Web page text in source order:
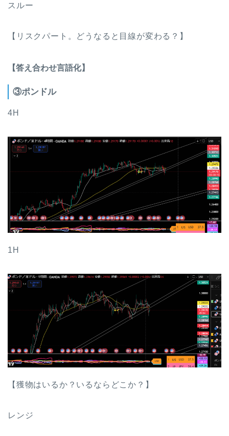
スルー
【リスクパート。どうなると目線が変わる？】
【答え合わせ言語化】
③ポンドル
4H
1H
【獲物はいるか？いるならどこか？】
レンジ